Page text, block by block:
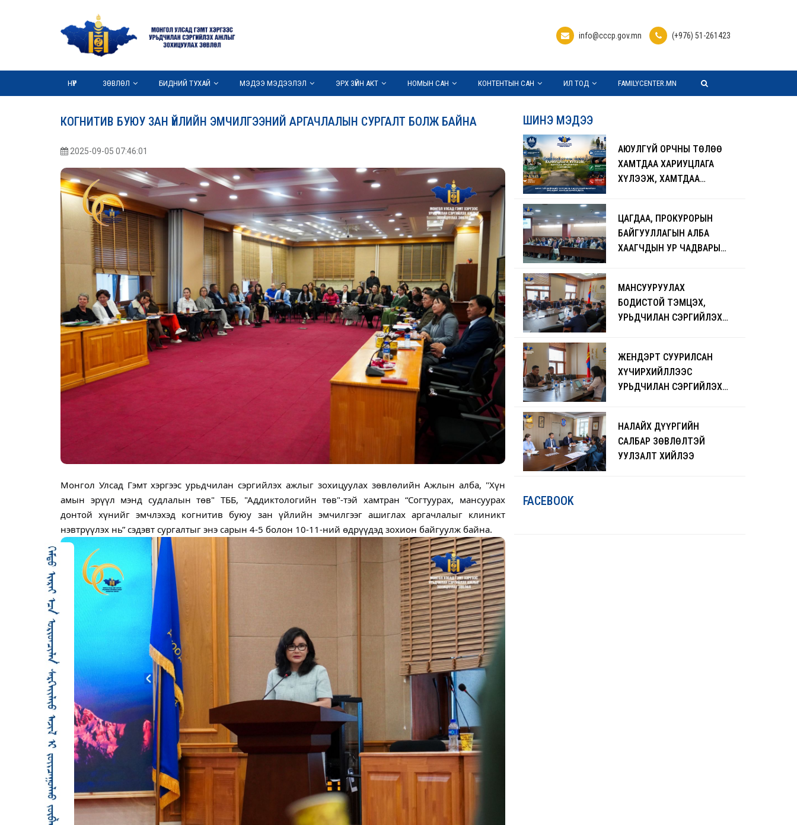
info@cccp.gov.mn (+976) 51-261423
НҮҮР ЗӨВЛӨЛ БИДНИЙ ТУХАЙ МЭДЭЭ МЭДЭЭЛЭЛ ЭРХ ЗҮЙН АКТ НОМЫН САН КОНТЕНТЫН САН ИЛ ТОД FAMILYCENTER.MN
КОГНИТИВ БУЮУ ЗАН ҮЙЛИЙН ЭМЧИЛГЭЭНИЙ АРГАЧЛАЛЫН СУРГАЛТ БОЛЖ БАЙНА
2025-09-05 07:46:01
Монгол Улсад Гэмт хэргээс урьдчилан сэргийлэх ажлыг зохицуулах зөвлөлийн Ажлын алба, "Хүн
амын эрүүл мэнд судлалын төв" ТББ, "Аддиктологийн төв"-тэй хамтран “Согтуурах, мансуурах
донтой хүнийг эмчлэхэд когнитив буюу зан үйлийн эмчилгээг ашиглах аргачлалыг клиникт
нэвтрүүлэх нь” сэдэвт сургалтыг энэ сарын 4-5 болон 10-11-ний өдрүүдэд зохион байгуулж байна.
ШИНЭ МЭДЭЭ
АЮУЛГҮЙ ОРЧНЫ ТӨЛӨӨ
ХАМТДАА ХАРИУЦЛАГА
ХҮЛЭЭЖ, ХАМТДАА
ЦАГДАА, ПРОКУРОРЫН
БАЙГУУЛЛАГЫН АЛБА
ХААГЧДЫН УР ЧАДВАРЫГ
БОЛЖ БАЙНА
МАНСУУРУУЛАХ
БОДИСТОЙ ТЭМЦЭХ,
УРЬДЧИЛАН СЭРГИЙЛЭХ
ЖЕНДЭРТ СУУРИЛСАН
ХҮЧИРХИЙЛЛЭЭС
УРЬДЧИЛАН СЭРГИЙЛЭХ
НАЛАЙХ ДҮҮРГИЙН
САЛБАР ЗӨВЛӨЛТЭЙ
УУЛЗАЛТ ХИЙЛЭЭ
FACEBOOK